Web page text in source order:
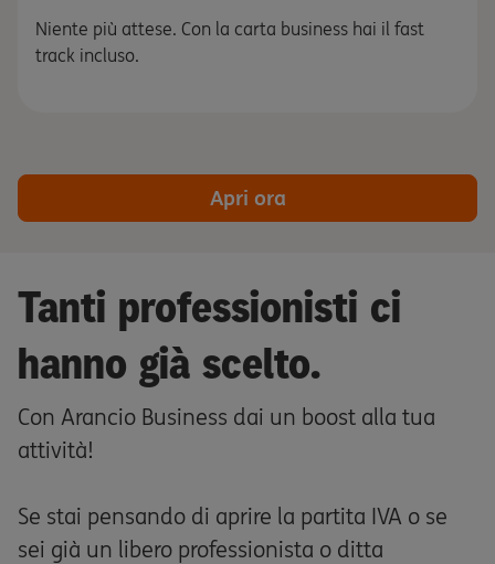
Niente più attese. Con la carta business hai il fast
track incluso.
Apri ora
Tanti professionisti ci
hanno già scelto.
Con Arancio Business dai un boost alla tua
attività!
Se stai pensando di aprire la partita IVA o se
sei già un libero professionista o ditta